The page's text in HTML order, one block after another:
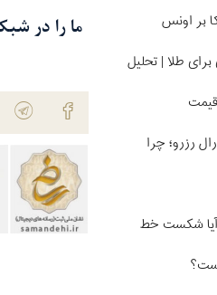
طلا | تحلیل
رزرو؛ چرا
آیا شکست خط
ما را در